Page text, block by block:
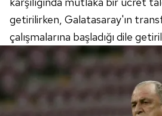
getirilirken, Galatasaray'ın
çalışmalarına başladığı dile